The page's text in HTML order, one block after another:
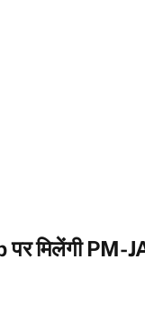
मिलेंगी PM-